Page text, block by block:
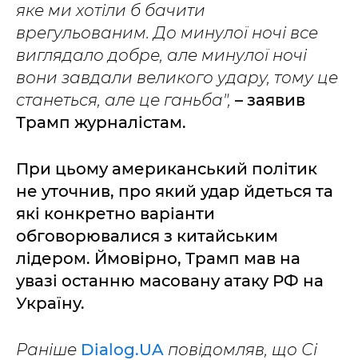
яке ми хотіли б бачити
врегульованим. До минулої ночі все
виглядало добре, але минулої ночі
вони завдали великого удару, тому це
станеться, але це ганьба", – заявив
Трамп журналістам.
При цьому американський політик
не уточнив, про який удар йдеться та
які конкретно варіанти
обговорювалися з китайським
лідером. Ймовірно, Трамп мав на
увазі останню масовану атаку РФ на
Україну.
Раніше Dialog.UA повідомляв, що Сі